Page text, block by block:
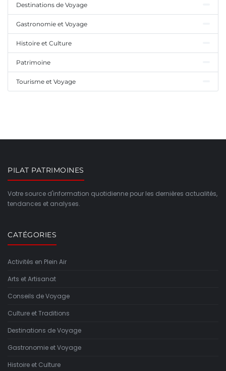
Destinations de Voyage
Gastronomie et Voyage
Histoire et Culture
Patrimoine
Tourisme et Voyage
PILAT PATRIMOINES
Votre source d'information quotidienne pour les dernières actualités,
tendances et analyses.
CATÉGORIES
Activités en Plein Air
Arts et Artisanat
Conseils de Voyage
Culture et Traditions
Destinations de Voyage
Gastronomie et Voyage
Histoire et Culture